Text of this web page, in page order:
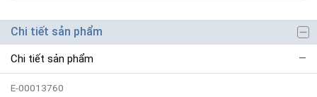
Chi tiết sản phẩm
Chi tiết sản phẩm
E-00013760